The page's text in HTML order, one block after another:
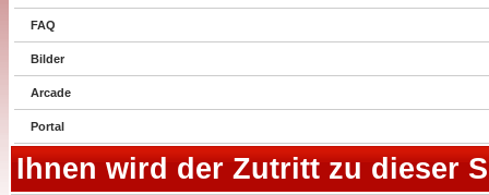
FAQ
Bilder
Arcade
Portal
Ihnen wird der Zutritt zu dieser